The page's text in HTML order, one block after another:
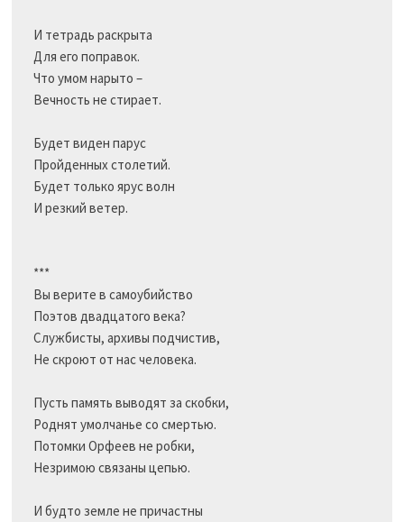
И тетрадь раскрыта
Для его поправок.
Что умом нарыто –
Вечность не стирает.
Будет виден парус
Пройденных столетий.
Будет только ярус волн
И резкий ветер.
***
Вы верите в самоубийство
Поэтов двадцатого века?
Службисты, архивы подчистив,
Не скроют от нас человека.
Пусть память выводят за скобки,
Роднят умолчанье со смертью.
Потомки Орфеев не робки,
Незримою связаны цепью.
И будто земле не причастны